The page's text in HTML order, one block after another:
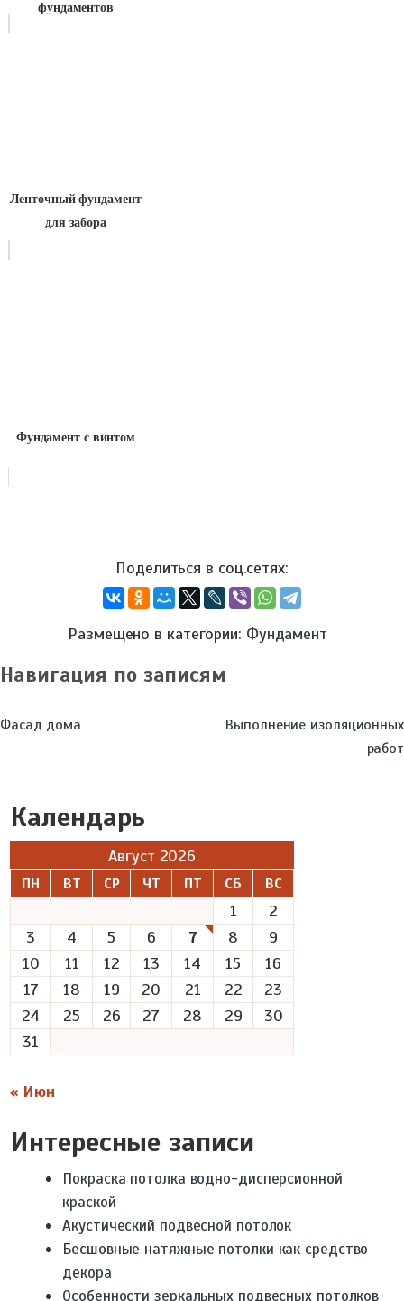
фундаментов
Ленточный фундамент
для забора
Фундамент с винтом
Размещено в категории: Фундамент
Навигация по записям
Фасад дома
Выполнение изоляционных
работ
Календарь
Август 2026
ПН ВТ СР ЧТ ПТ СБ ВС
1
2
3
4 5 6 7 8
9
10
11 12 13 14 15
16
17
18 19 20 21 22
23
24
25 26 27 28 29
30
31
« Июн
Интересные записи
Покраска потолка водно-дисперсионной
краской
Акустический подвесной потолок
Бесшовные натяжные потолки как средство
декора
Особенности зеркальных подвесных потолков